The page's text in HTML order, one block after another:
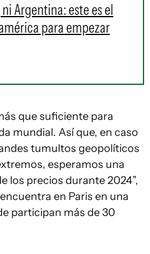
Argentina: este es el
para empezar
que suficiente para
mundial. Así que, en caso
tumultos geopolíticos
esperamos una
los precios durante 2024”,
en Paris en una
participan más de 30